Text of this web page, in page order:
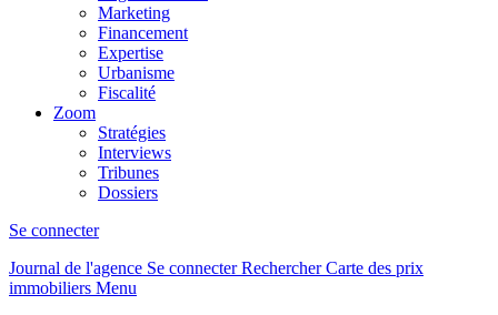
Marketing
Financement
Expertise
Urbanisme
Fiscalité
Zoom
Stratégies
Interviews
Tribunes
Dossiers
Se connecter
Journal de l'agence Se connecterRechercher Carte des prix
immobiliers Menu